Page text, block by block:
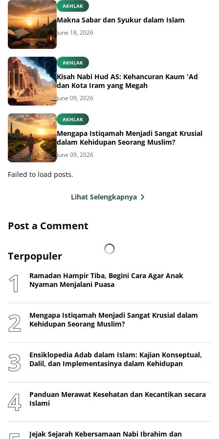
AKHLAK
Makna Sabar dan Syukur dalam Islam
June 18, 2026
AKHLAK
Kisah Nabi Hud AS: Kehancuran Kaum 'Ad
dan Kota Iram yang Megah
June 09, 2026
AKHLAK
Mengapa Istiqamah Menjadi Sangat Krusial
dalam Kehidupan Seorang Muslim?
June 09, 2026
Failed to load posts.
Lihat Selengkapnya
Post a Comment
Terpopuler
Ramadan Hampir Tiba, Begini Cara Agar Anak
Nyaman Menjalani Puasa
Mengapa Istiqamah Menjadi Sangat Krusial dalam
Kehidupan Seorang Muslim?
Ensiklopedia Adab dalam Islam: Kajian Konseptual,
Dalil, dan Implementasinya dalam Kehidupan
Panduan Merawat Kesehatan dan Kecantikan secara
Islami
Jejak Sejarah Kebersamaan Nabi Ibrahim dan